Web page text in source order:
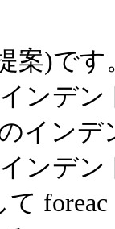
案)です
ンデ
のイン
ンデ
foreac